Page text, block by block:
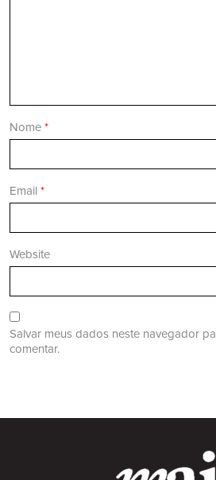
Nome *
Email *
Website
Salvar meus dados neste navegador
comentar.